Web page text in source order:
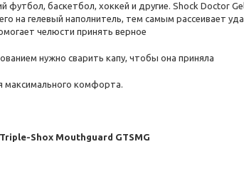
футбол, баскетбол, хоккей и другие. Shock Doctor
на гелевый наполнитель, тем самым рассеивает
челюсти принять верное
нужно сварить капу, чтобы она приняла
комфорта.
Shox Mouthguard GTSMG